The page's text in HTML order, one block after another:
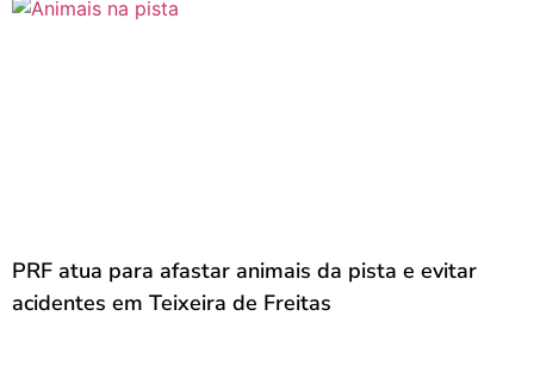
PRF atua para afastar animais da pista e evitar
acidentes em Teixeira de Freitas